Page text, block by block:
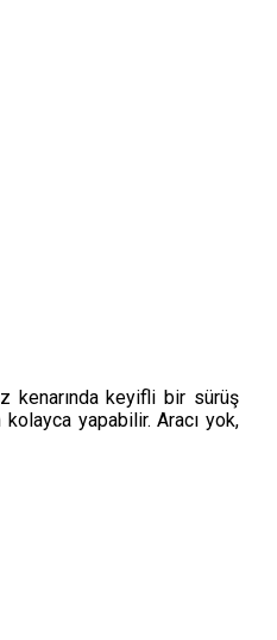
kenarında keyifli bir sürüş
yapabilir. Aracı yok,